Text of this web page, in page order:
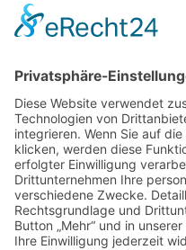
Alltagsausbrecher
Niederlande sind
SONSTIGE
Kontakt
Facebook
Impressum